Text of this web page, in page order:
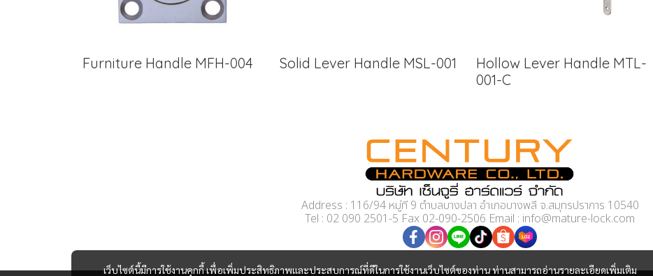
Furniture Handle MFH-004 Solid Lever Handle MSL-001
Hollow Lever Handle MTL-
001-C
เว็บไซต์นี้มีการใช้งานคุกกี้ เพื่อเพิ่มประสิทธิภาพและประสบการณ์ที่ดีในการใช้งานเว็บไซต์ของท่าน ท่านสามารถอ่านรายละเอียดเพิ่มเติม
Address : 116/94 หมู่ที่ 9 ตำบลบางปลา อำเภอบางพลี จ.สมุทรปราการ 10540
Tel : 02 090 2501-5 Fax 02-090-2506 Email : info@mature-lock.com